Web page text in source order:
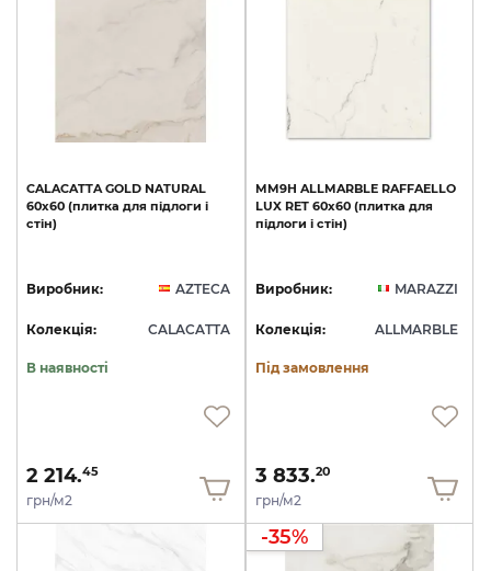
CALACATTA GOLD NATURAL
60x60 (плитка для підлоги і
стін)
Виробник: AZTECA
Колекція: CALACATTA
В наявності
2 214.45
грн/м2
MM9H ALLMARBLE RAFFAELLO
LUX RET 60х60 (плитка для
підлоги і стін)
Виробник: MARAZZI
Колекція: ALLMARBLE
Під замовлення
3 833.20
грн/м2
-35%